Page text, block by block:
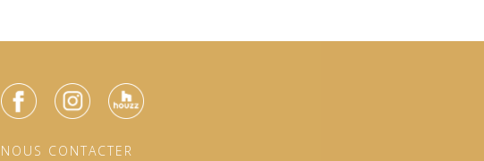
NOUS CONTACTER